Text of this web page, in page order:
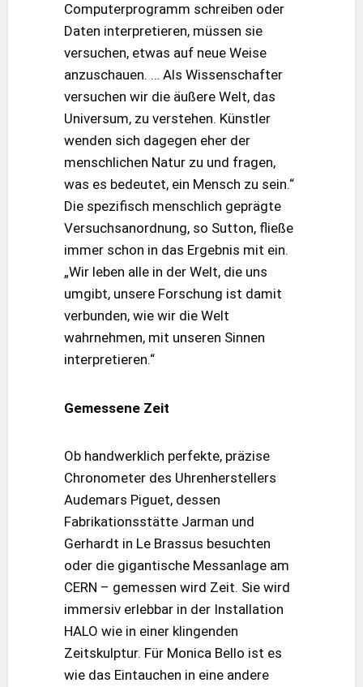
Computerprogramm schreiben oder
Daten interpretieren, müssen sie
versuchen, etwas auf neue Weise
anzuschauen. … Als Wissenschafter
versuchen wir die äußere Welt, das
Universum, zu verstehen. Künstler
wenden sich dagegen eher der
menschlichen Natur zu und fragen,
was es bedeutet, ein Mensch zu sein.“
Die spezifisch menschlich geprägte
Versuchsanordnung, so Sutton, fließe
immer schon in das Ergebnis mit ein.
„Wir leben alle in der Welt, die uns
umgibt, unsere Forschung ist damit
verbunden, wie wir die Welt
wahrnehmen, mit unseren Sinnen
interpretieren.“
Gemessene Zeit
Ob handwerklich perfekte, präzise
Chronometer des Uhrenherstellers
Audemars Piguet, dessen
Fabrikationsstätte Jarman und
Gerhardt in Le Brassus besuchten
oder die gigantische Messanlage am
CERN – gemessen wird Zeit. Sie wird
immersiv erlebbar in der Installation
HALO wie in einer klingenden
Zeitskulptur. Für Monica Bello ist es
wie das Eintauchen in eine andere